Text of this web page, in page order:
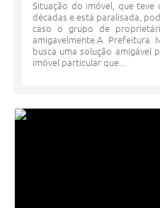
Situação do imóvel, que teve
décadas e está paralisada,
caso o grupo de
amigavelmente.A Prefeitura
busca uma solução amigável
imóvel particular que...